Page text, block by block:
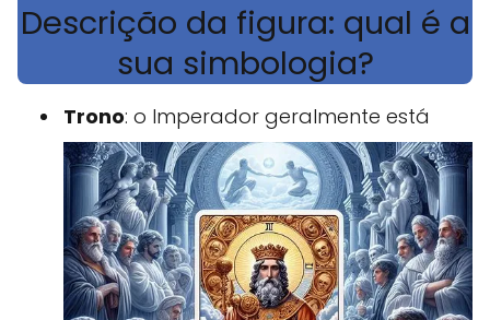
Descrição da figura: qual é a
sua simbologia?
Trono: o Imperador geralmente está